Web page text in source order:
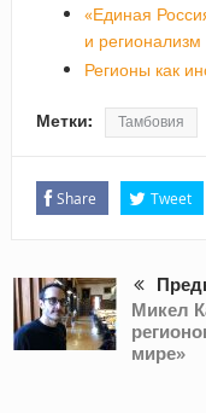
«Единая
и регионализм
Регионы как
Метки: Тамбовия
Share Tweet
Микел
мире»